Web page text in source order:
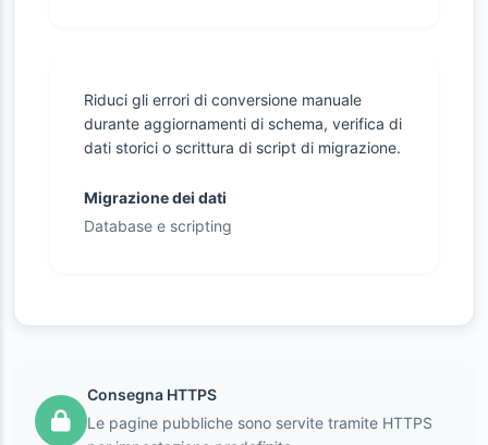
Riduci gli errori di conversione manuale
durante aggiornamenti di schema, verifica di
dati storici o scrittura di script di migrazione.
Migrazione dei dati
Database e scripting
Consegna HTTPS
Le pagine pubbliche sono servite tramite HTTPS